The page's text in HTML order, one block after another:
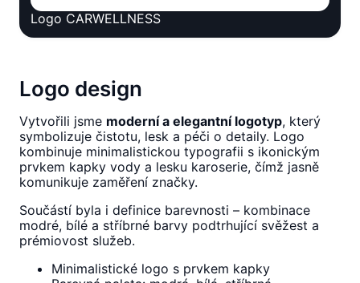
Logo design
Vytvořili jsme moderní a elegantní logotyp, který
symbolizuje čistotu, lesk a péči o detaily. Logo
kombinuje minimalistickou typografii s ikonickým
prvkem kapky vody a lesku karoserie, čímž jasně
komunikuje zaměření značky.
Součástí byla i definice barevnosti – kombinace
modré, bílé a stříbrné barvy podtrhující svěžest a
prémiovost služeb.
Minimalistické logo s prvkem kapky
Logo CARWELLNESS